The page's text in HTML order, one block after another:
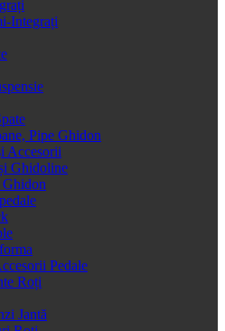
Integrați
Pipe Ghidon
Accesorii
Ghidoline
Pedale
Roți
Jantă